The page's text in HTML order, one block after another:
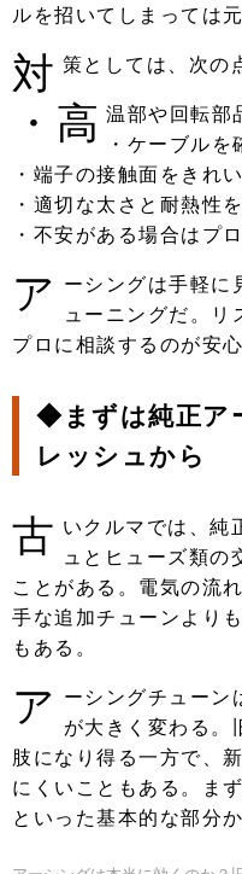
ルを招いてしまっては
対 策としては、次の
・高 温部や回転部
・ケーブルを
・端子の接触面をきれ
・適切な太さと耐熱性
・不安がある場合はプ
ア
ーシングは手軽に
ューニングだ。リ
プロに相談するのが安心
◆まずは純正ア
レッシュから
古 いクルマでは、純
ュとヒューズ類の
ことがある。電気の流
手な追加チューンより
もある。
ア
ーシングチューン
が大きく変わる。
肢になり得る一方で、
にくいこともある。ま
といった基本的な部分